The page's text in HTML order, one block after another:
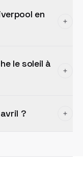
en
le soleil à
?